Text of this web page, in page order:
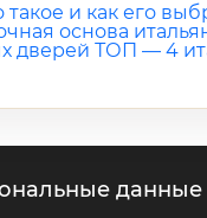
и как его
основа
дверей ТОП — 4
данные